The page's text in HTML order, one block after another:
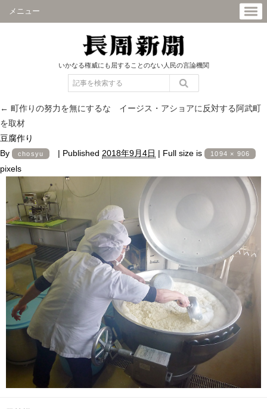
メニュー
いかなる権威にも屈することのない人民の言論機関
← 町作りの努力を無にするな イージス・アショアに反対する阿武町
を取材
豆腐作り
By
chosyu | Published 2018年9月4日 | Full size is 1094 × 906
pixels